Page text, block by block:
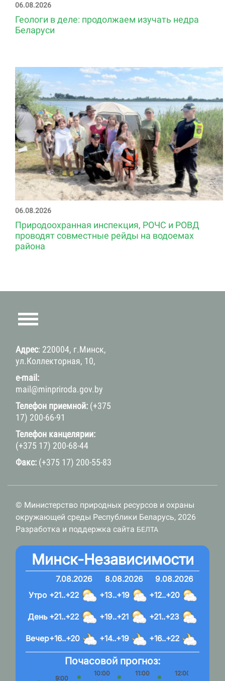
06.08.2026
Геологи в деле: продолжаем изучать недра
Беларуси
06.08.2026
Природоохранная инспекция, РОЧС и РОВД
проводят совместные рейды на водоемах
района
Адрес: 220004, г.Минск,
ул.Коллекторная, 10,
e-mail:
mail@minpriroda.gov.by
Телефон приемной: (+375
17) 200-66-91
Телефон канцелярии:
(+375 17) 200-68-44
Факс: (+375 17) 200-55-83
© Министерство природных ресурсов и охраны
окружающей среды Республики Беларусь, 2026
Разработка и поддержка сайта БЕЛТА
Минск-Независимости
7.08.2026
+21..+22
+21..+22
+16..+20
8.08.2026
+13..+19
+19..+21
+14..+19
9.08.2026
+12..+20
+21..+23
+16..+22
Вечер
День
Утро
Почасовой прогноз:
9:00
10:00 11:00 12:00